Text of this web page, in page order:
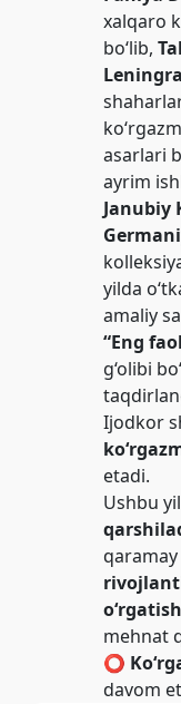
xalqaro
bo‘lib,
asarlari
ayrim
Janubiy
yilda
amaliy
“Eng
g‘olibi
Ijodkor
etadi.
Ushbu
qaramay
o‘rgatish
mehnat
⭕️
davom